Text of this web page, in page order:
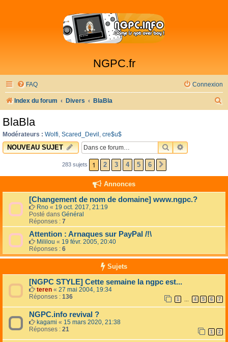
NGPC.fr
FAQ Connexion
Index du forum Divers BlaBla
h
BlaBla
Modérateurs : Wolfi, Scared_Devil , cre$u$
NOUVEAU SUJET RECHERCHER
RECHERCHE
283 sujets 1 2 3 4 5 6
Annonces
[Changement de nom de domaine] www.ngpc.?
Rno « 19 oct. 2017, 21:19
Posté dans Général
Réponses : 7
Attention : Arnaques sur PayPal /!\
Mililou « 19 févr. 2005, 20:40
Réponses : 6
Sujets
[NGPC STYLE] Cette semaine la ngpc est...
teren « 27 mai 2004, 19:34
Réponses : 136 1 … 4 5 6 7
NGPC.info revival ?
kagami « 15 mars 2020, 21:38
Réponses : 21 1 2